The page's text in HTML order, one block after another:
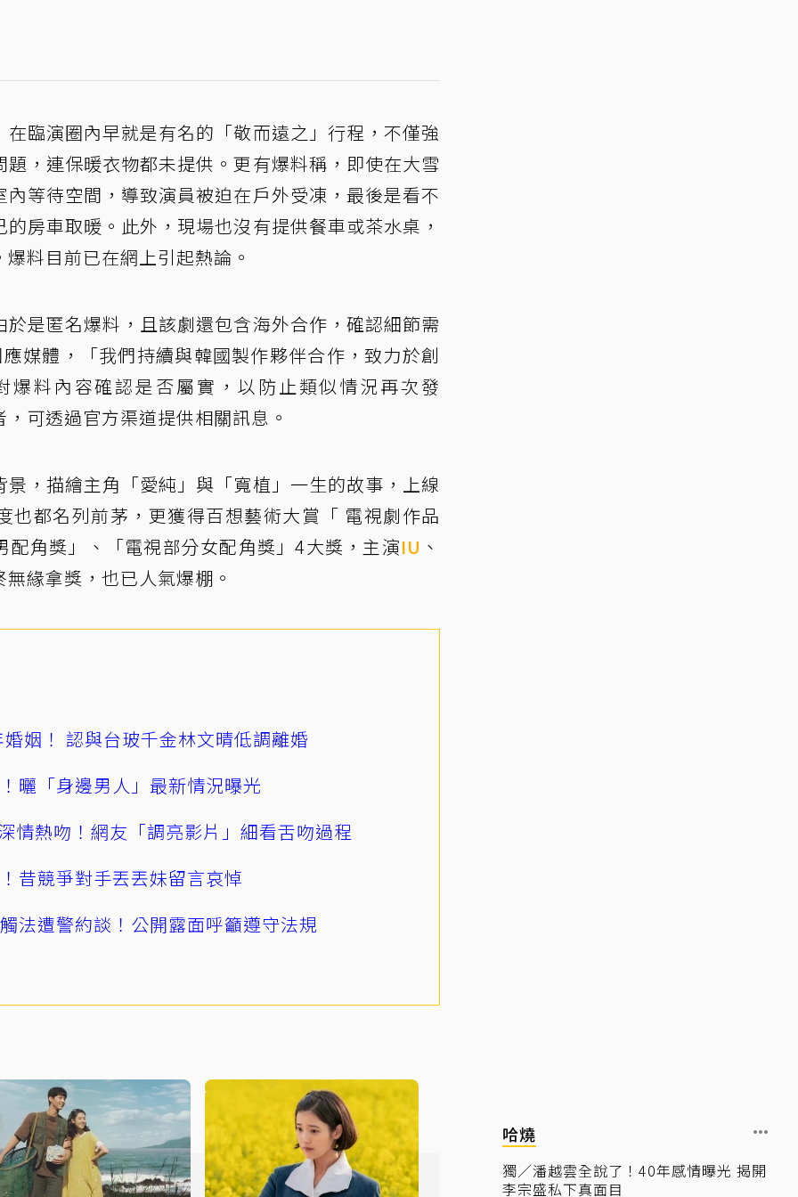
臨演圈內早就是有名的「敬而遠之」行程，不僅強
，連保暖衣物都未提供。更有爆料稱，即使在大雪
等待空間，導致演員被迫在戶外受凍，最後是看不
房車取暖。此外，現場也沒有提供餐車或茶水桌，
料目前已在網上引起熱論。
是匿名爆料，且該劇還包含海外合作，確認細節需
媒體，「我們持續與韓國製作夥伴合作，致力於創
爆料內容確認是否屬實，以防止類似情況再次發
可透過官方渠道提供相關訊息。
，描繪主角「愛純」與「寬植」一生的故事，上線
也都名列前茅，更獲得百想藝術大賞「 電視劇作品
角獎」、「電視部分女配角獎」4大獎，主演IU 、
緣拿獎，也已人氣爆棚。
姻！ 認與台玻千金林文晴低調離婚
曬「身邊男人」最新情況曝光
情熱吻！網友「調亮影片」細看舌吻過程
昔競爭對手丟丟妹留言哀悼
法遭警約談！公開露面呼籲遵守法規
哈燒
獨／潘越雲全說了！40年感情曝光 揭開
李宗盛私下真面目